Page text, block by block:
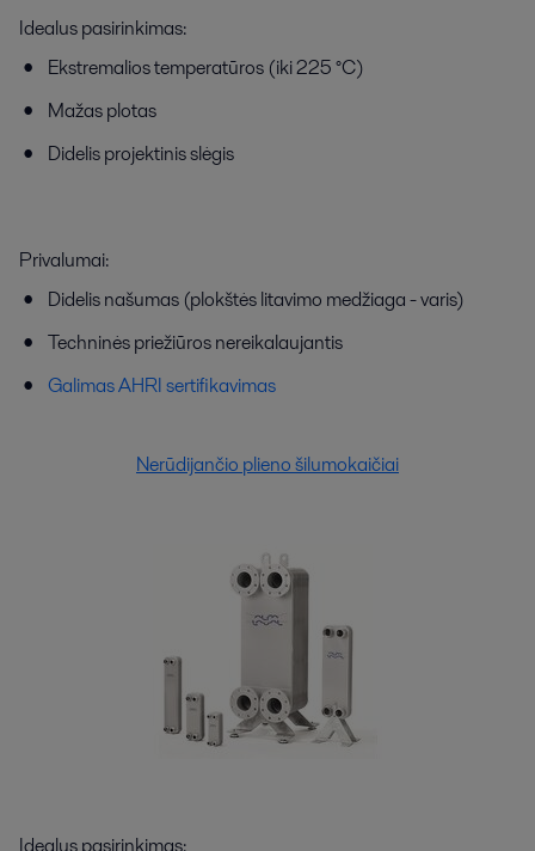
Idealus pasirinkimas:
Ekstremalios temperatūros (iki 225 °C)
Mažas plotas
Didelis projektinis slėgis
Privalumai:
Didelis našumas (plokštės litavimo medžiaga - varis)
Techninės priežiūros nereikalaujantis
Galimas AHRI sertifikavimas
Nerūdijančio plieno šilumokaičiai
Idealus pasirinkimas: